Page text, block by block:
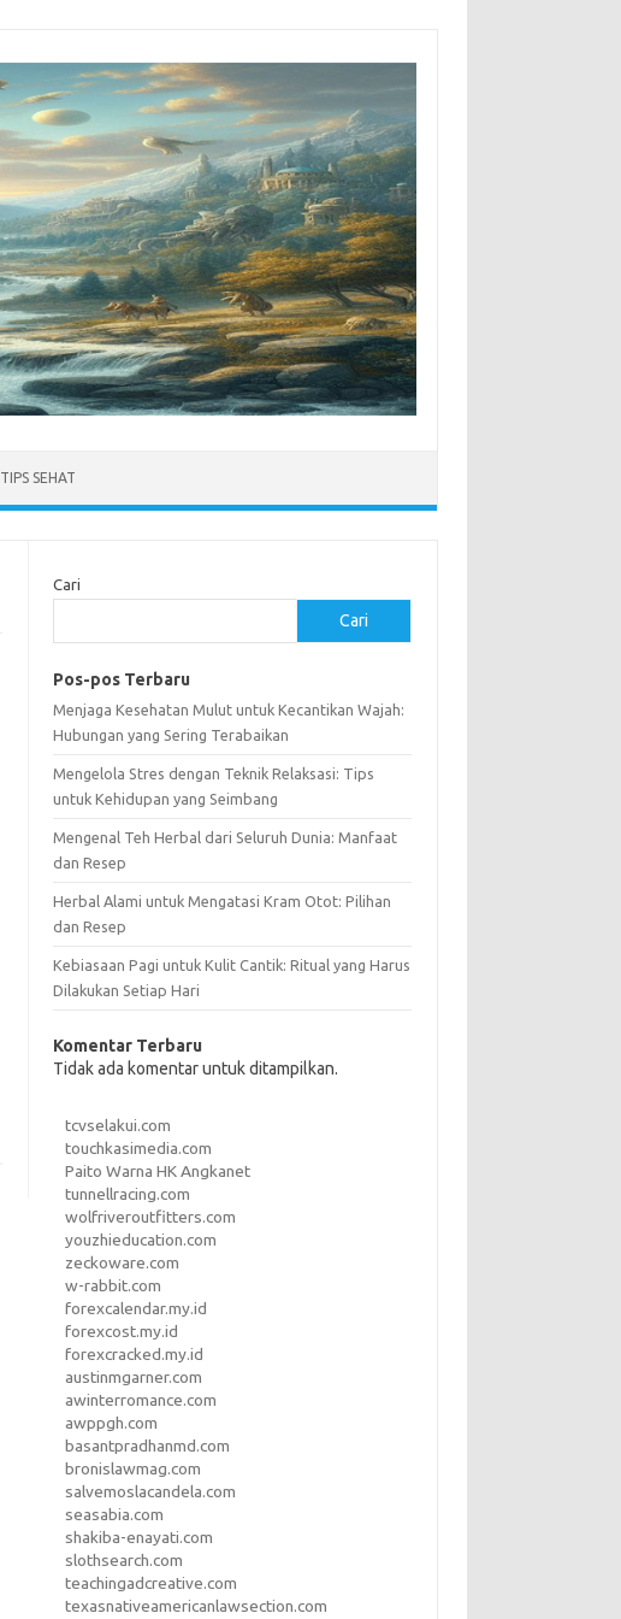
TIPS SEHAT
Cari
Cari
Pos-pos Terbaru
Menjaga Kesehatan Mulut untuk Kecantikan Wajah:
Hubungan yang Sering Terabaikan
Mengelola Stres dengan Teknik Relaksasi: Tips
untuk Kehidupan yang Seimbang
Mengenal Teh Herbal dari Seluruh Dunia: Manfaat
dan Resep
Herbal Alami untuk Mengatasi Kram Otot: Pilihan
dan Resep
Kebiasaan Pagi untuk Kulit Cantik: Ritual yang Harus
Dilakukan Setiap Hari
Komentar Terbaru
Tidak ada komentar untuk ditampilkan.
tcvselakui.com
touchkasimedia.com
Paito Warna HK Angkanet
tunnellracing.com
wolfriveroutfitters.com
youzhieducation.com
zeckoware.com
w-rabbit.com
forexcalendar.my.id
forexcost.my.id
forexcracked.my.id
austinmgarner.com
awinterromance.com
awppgh.com
basantpradhanmd.com
bronislawmag.com
salvemoslacandela.com
seasabia.com
shakiba-enayati.com
slothsearch.com
teachingadcreative.com
texasnativeamericanlawsection.com